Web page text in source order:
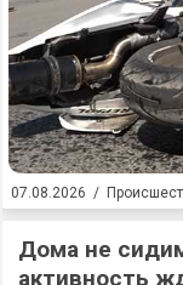
07.08.2026 /
Дома не
активность